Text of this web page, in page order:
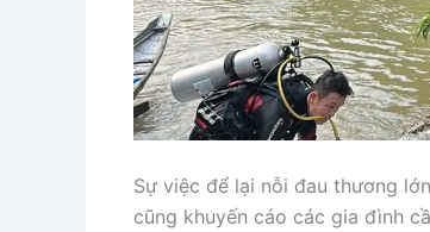
Sự việc để lại nỗi đau thương
cũng khuyến cáo các gia đình